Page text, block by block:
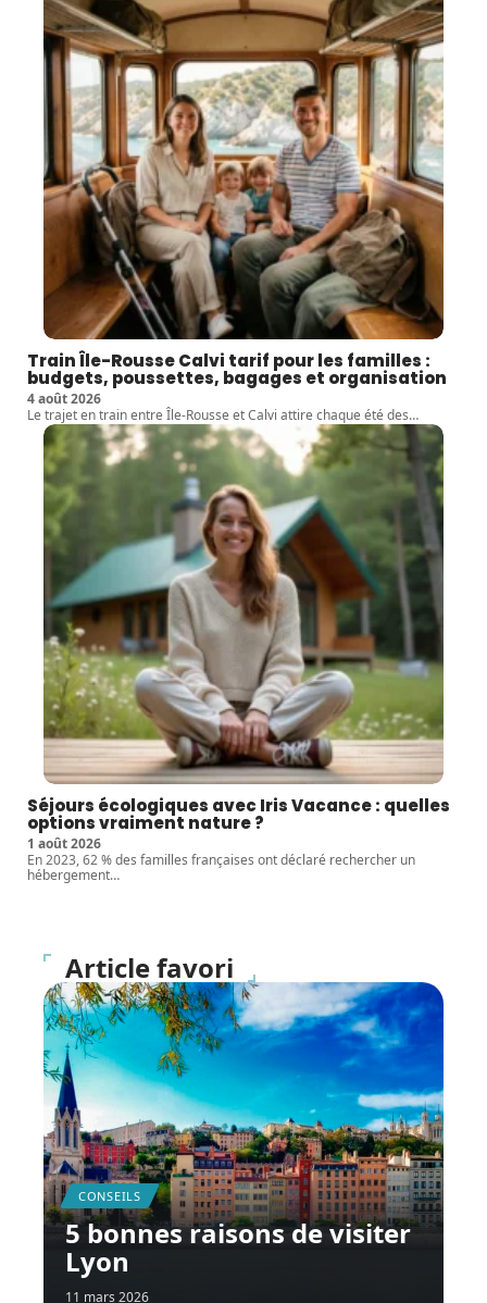
Train Île-Rousse Calvi tarif pour les familles :
budgets, poussettes, bagages et organisation
4 août 2026
Le trajet en train entre Île-Rousse et Calvi attire chaque été des…
Séjours écologiques avec Iris Vacance : quelles
options vraiment nature ?
1 août 2026
En 2023, 62 % des familles françaises ont déclaré rechercher un
hébergement…
Article favori
CONSEILS
5 bonnes raisons de visiter
Lyon
11 mars 2026